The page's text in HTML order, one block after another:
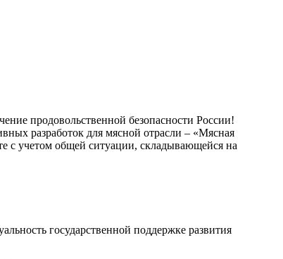
разработок для мясной отрасли ‒ «Мясная
с учетом общей ситуации, складывающейся на
государственной поддержке развития